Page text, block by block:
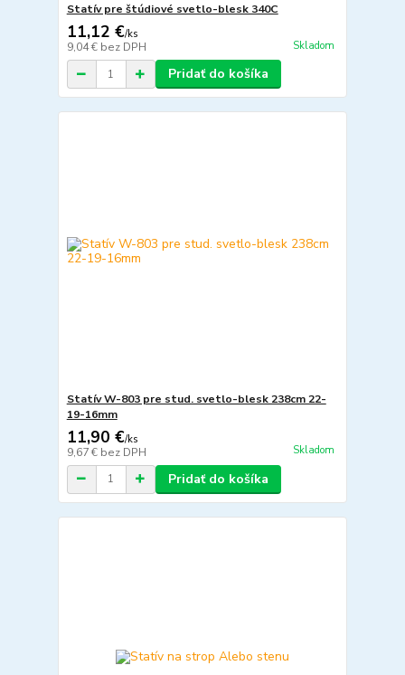
Statív pre štúdiové svetlo-blesk 340C
11,12 €/ks
9,04 € bez DPH Skladom
Pridať do košíka
Statív W-803 pre stud. svetlo-blesk 238cm 22-
19-16mm
11,90 €/ks
9,67 € bez DPH Skladom
Pridať do košíka